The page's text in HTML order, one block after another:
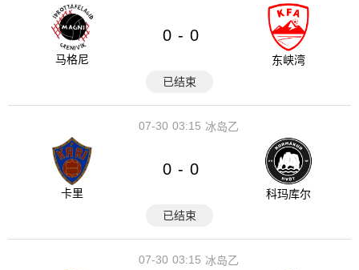
马格尼
0 - 0
东峡湾
已结束
03:15
07-30 冰岛乙
卡里
0 - 0
科玛库尔
已结束
03:15
07-30 冰岛乙